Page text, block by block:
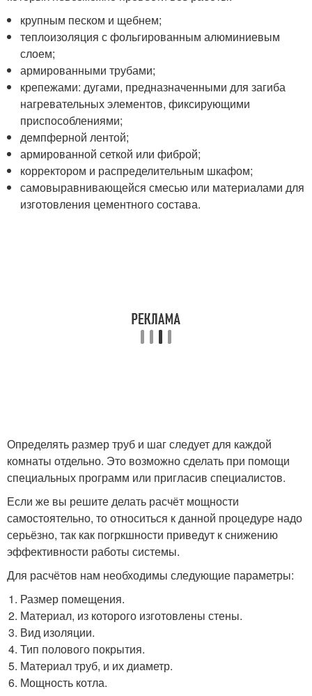
крупным песком и щебнем;
теплоизоляция с фольгированным алюминиевым
слоем;
армированными трубами;
крепежами: дугами, предназначенными для загиба
нагревательных элементов, фиксирующими
приспособлениями;
демпферной лентой;
армированной сеткой или фиброй;
корректором и распределительным шкафом;
самовыравнивающейся смесью или материалами для
изготовления цементного состава.
Определять размер труб и шаг следует для каждой
комнаты отдельно. Это возможно сделать при помощи
специальных программ или пригласив специалистов.
Если же вы решите делать расчёт мощности
самостоятельно, то относиться к данной процедуре надо
серьёзно, так как погркшности приведут к снижению
эффективности работы системы.
Для расчётов нам необходимы следующие параметры:
Размер помещения.
Материал, из которого изготовлены стены.
Вид изоляции.
Тип полового покрытия.
Материал труб, и их диаметр.
Мощность котла.